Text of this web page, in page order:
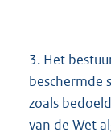
3. Het
beschermde
zoals
van de Wet